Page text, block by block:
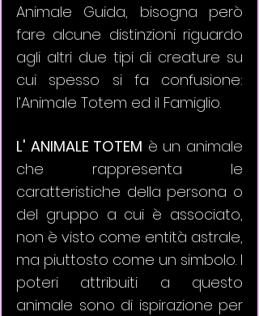
Animale Guida, bisogna però
fare alcune distinzioni riguardo
agli altri due tipi di creature su
cui spesso si fa confusione:
l’Animale Totem ed il Famiglio.
L' ANIMALE TOTEM è un animale
che rappresenta le
caratteristiche della persona o
del gruppo a cui è associato,
non è visto come entità astrale,
ma piuttosto come un simbolo. I
poteri attribuiti a questo
animale sono di ispirazione per